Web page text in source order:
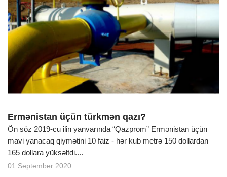
Ermənistan üçün türkmən qazı?
Ön söz 2019-cu ilin yanvarında “Qazprom” Ermənistan üçün
mavi yanacaq qiymətini 10 faiz - hər kub metrə 150 dollardan
165 dollara yüksəltdi....
01 September 2020